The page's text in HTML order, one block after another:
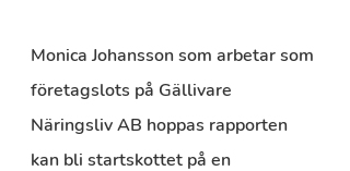
Monica Johansson som arbetar som
företagslots på Gällivare
Näringsliv AB hoppas rapporten
kan bli startskottet på en